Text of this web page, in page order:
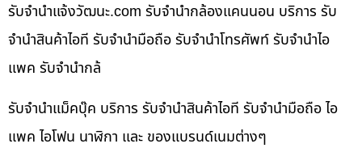
รับจํานําแจ้งวัฒนะ.com รับจำนำกล้องแคนนอน บริการ รับ
จำนำสินค้าไอที รับจำนำมือถือ รับจำนำโทรศัพท์ รับจำนำไอ
แพค รับจำนำกล้
รับจำนำแม็คบุ๊ค บริการ รับจำนำสินค้าไอที รับจำนำมือถือ ไอ
แพค ไอโฟน นาฬิกา และ ของแบรนด์เนมต่างๆ